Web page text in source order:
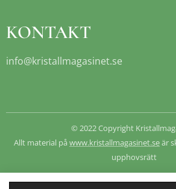
KONTAKT
info@kristallmagasinet.se
© 2022 Copyright
Allt material på www.kristallmagasinet.seär
upphovsrätt